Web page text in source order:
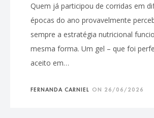
Quem já participou de corridas em
épocas do ano provavelmente
sempre a estratégia nutricional
mesma forma. Um gel – que foi
aceito em…
FERNANDA CARNIEL ON 26/06/2026